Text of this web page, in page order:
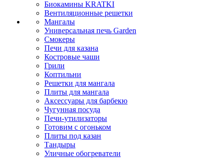
Биокамины KRATKI
Вентиляционные решетки
Мангалы
Универсальная печь Garden
Смокеры
Печи для казана
Костровые чаши
Грили
Коптильни
Решетки для мангала
Плиты для мангала
Аксессуары для барбекю
Чугунная посуда
Печи-утилизаторы
Готовим с огоньком
Плиты под казан
Тандыры
Уличные обогреватели